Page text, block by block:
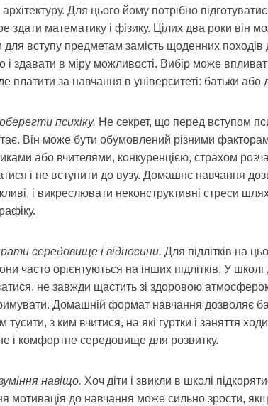
архітектуру. Для цього йому потрібно
здати математику і фізику. Цілих два роки він
для вступу предметам замість щоденних
і здавати в міру можливості. Вибір може
платити за навчання в університеті: батьки або
психіку. Не секрет, що перед вступом
Він може бути обумовлений різними
або вчителями, конкуренцією, страхом
і не вступити до вузу. Домашнє навчання
і викреслювати неконструктивні стреси
середовище і відносини. Для підлітків на
часто орієнтуються на інших підлітків. У
не завжди щастить зі здоровою
Домашній формат навчання дозволяє
з ким вчитися, на які гуртки і заняття
і комфортне середовище для розвитку.
навіщо. Хоч діти і звикли в школі
мотивація до навчання може сильно зрости,